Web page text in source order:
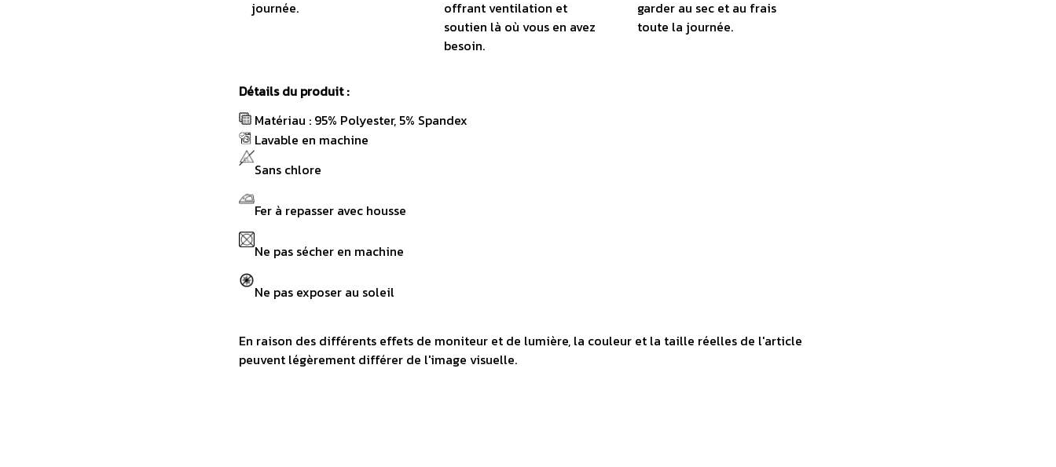
journée.
offrant ventilation et
soutien là où vous en avez
besoin.
garder au sec et au frais
toute la journée.
Détails du produit :
Matériau : 95% Polyester, 5% Spandex
Lavable en machine
Sans chlore
Fer à repasser avec housse
Ne pas sécher en machine
Ne pas exposer au soleil
En raison des différents effets de moniteur et de lumière, la couleur et la taille réelles de l'article
peuvent légèrement différer de l'image visuelle.